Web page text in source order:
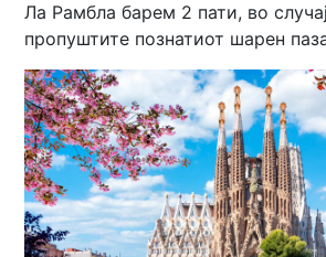
Ла Рамбла барем 2 пати, во
пропуштите познатиот шарен